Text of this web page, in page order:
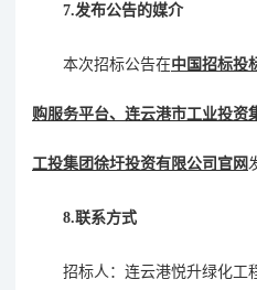
7.发布公告的媒介
本次招标公告在中国招标投
购服务平台、连云港市工业投资
工投集团徐圩投资有限公司官网
8.联系方式
招标人：连云港悦升绿化工